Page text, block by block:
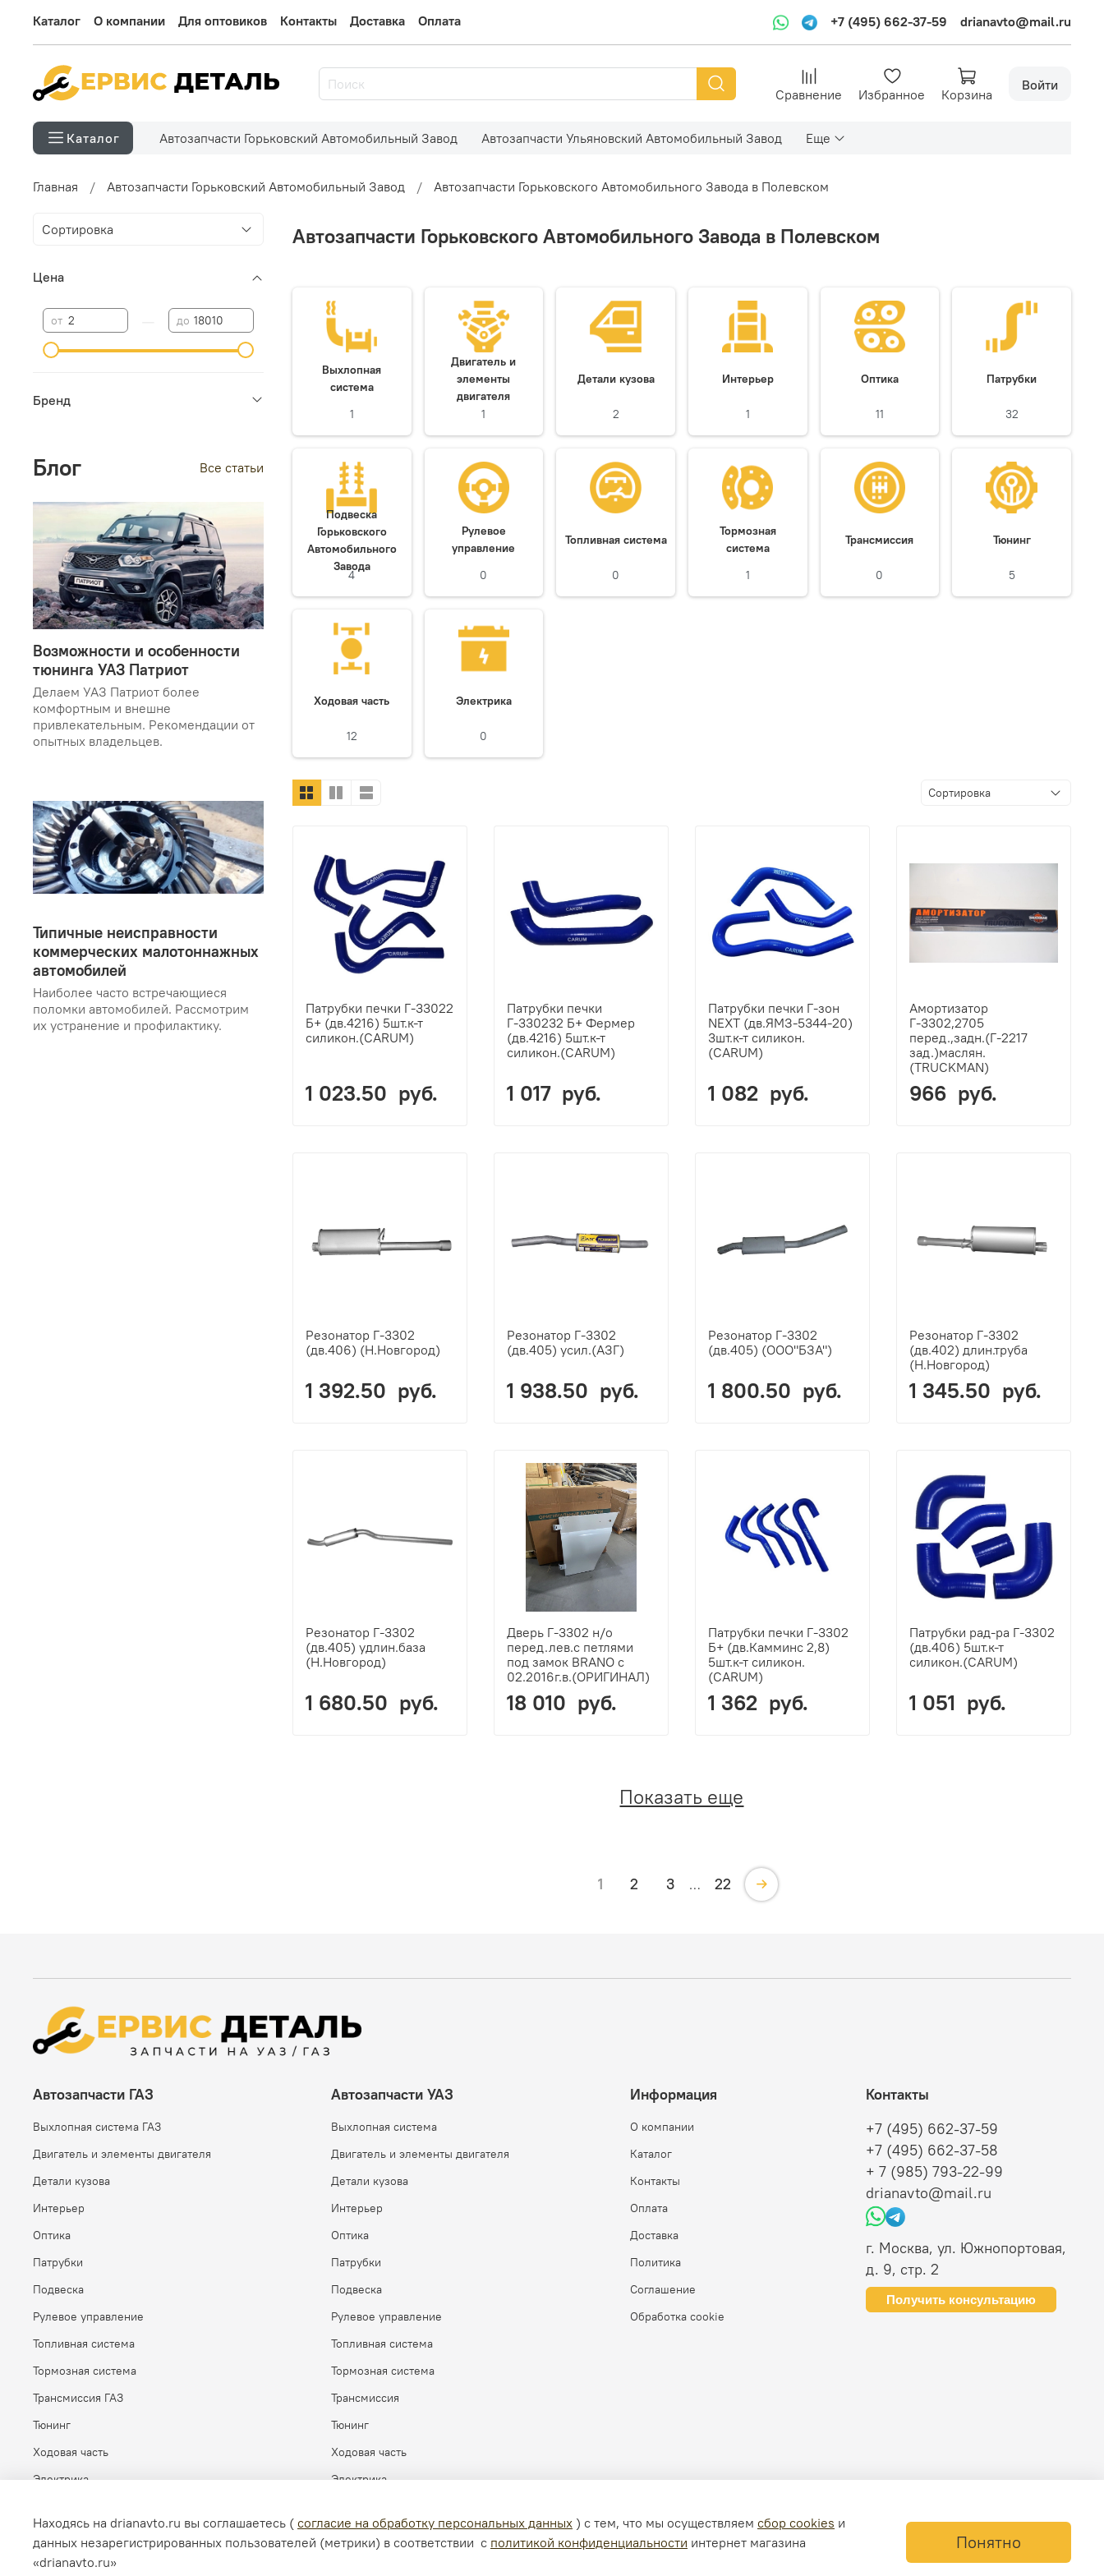
Каталог О компании Для оптовиков Контакты Доставка Оплата +7 (495) 662-37-59 drianavto@mail.ru
Сравнение Избранное Корзина
Войти
Каталог Автозапчасти Горьковский Автомобильный Завод Автозапчасти Ульяновский Автомобильный Завод Еще
Главная Автозапчасти Горьковский Автомобильный Завод Автозапчасти Горьковского Автомобильного Завода в Полевском
Автозапчасти Горьковского Автомобильного Завода в Полевском
Выхлопная
система
1
Двигатель и
элементы
двигателя
1
Детали кузова
2
Интерьер
1
Оптика
11
Патрубки
32
Подвеска
Горьковского
Автомобильного
Завода
4
Рулевое
управление
0
Топливная система
0
Тормозная
система
1
Трансмиссия
0
Тюнинг
5
Ходовая часть
12
Электрика
0
Патрубки печки Г-33022
Б+ (дв.4216) 5шт.к-т
силикон.(CARUM)
1 023.50 руб.
Патрубки печки
Г-330232 Б+ Фермер
(дв.4216) 5шт.к-т
силикон.(CARUM)
1 017 руб.
Патрубки печки Г-зон
NEXT (дв.ЯМЗ-5344-20)
3шт.к-т силикон.
(CARUM)
1 082 руб.
Амортизатор
Г-3302,2705
перед.,задн.(Г-2217
зад.)маслян.
(TRUCKMAN)
966 руб.
Резонатор Г-3302
(дв.406) (Н.Новгород)
1 392.50 руб.
Резонатор Г-3302
(дв.405) усил.(АЗГ)
1 938.50 руб.
Резонатор Г-3302
(дв.405) (ООО"БЗА")
1 800.50 руб.
Резонатор Г-3302
(дв.402) длин.труба
(Н.Новгород)
1 345.50 руб.
Резонатор Г-3302
(дв.405) удлин.база
(Н.Новгород)
1 680.50 руб.
Дверь Г-3302 н/о
перед.лев.с петлями
под замок BRANO с
02.2016г.в.(ОРИГИНАЛ)
18 010 руб.
Патрубки печки Г-3302
Б+ (дв.Камминс 2,8)
5шт.к-т силикон.
(CARUM)
1 362 руб.
Патрубки рад-ра Г-3302
(дв.406) 5шт.к-т
силикон.(CARUM)
1 051 руб.
Показать еще
1 2 3 … 22
Цена
от до
Бренд
Блог Все статьи
Возможности и особенности
тюнинга УАЗ Патриот
Делаем УАЗ Патриот более
комфортным и внешне
привлекательным. Рекомендации от
опытных владельцев.
Типичные неисправности
коммерческих малотоннажных
автомобилей
Наиболее часто встречающиеся
поломки автомобилей. Рассмотрим
их устранение и профилактику.
Автозапчасти ГАЗ
Выхлопная система ГАЗ
Двигатель и элементы двигателя
Детали кузова
Интерьер
Оптика
Патрубки
Подвеска
Рулевое управление
Топливная система
Тормозная система
Трансмиссия ГАЗ
Тюнинг
Ходовая часть
Электрика
Автозапчасти УАЗ
Выхлопная система
Двигатель и элементы двигателя
Детали кузова
Интерьер
Оптика
Патрубки
Подвеска
Рулевое управление
Топливная система
Тормозная система
Трансмиссия
Тюнинг
Ходовая часть
Электрика
Информация
О компании
Каталог
Контакты
Оплата
Доставка
Политика
Соглашение
Обработка cookie
Контакты
+7 (495) 662-37-59
+7 (495) 662-37-58
+ 7 (985) 793-22-99
drianavto@mail.ru
г. Москва, ул. Южнопортовая,
д. 9, стр. 2
Получить консультацию
© 2026 Любое использование контента без письменного разрешения запрещено
Находясь на drianavto.ru вы соглашаетесь ( согласие на обработку персональных данных ) с тем, что мы осуществляем сбор cookies и
данных незарегистрированных пользователей (метрики) в соответствии с политикой конфиденциальности интернет магазина
«drianavto.ru»
Понятно